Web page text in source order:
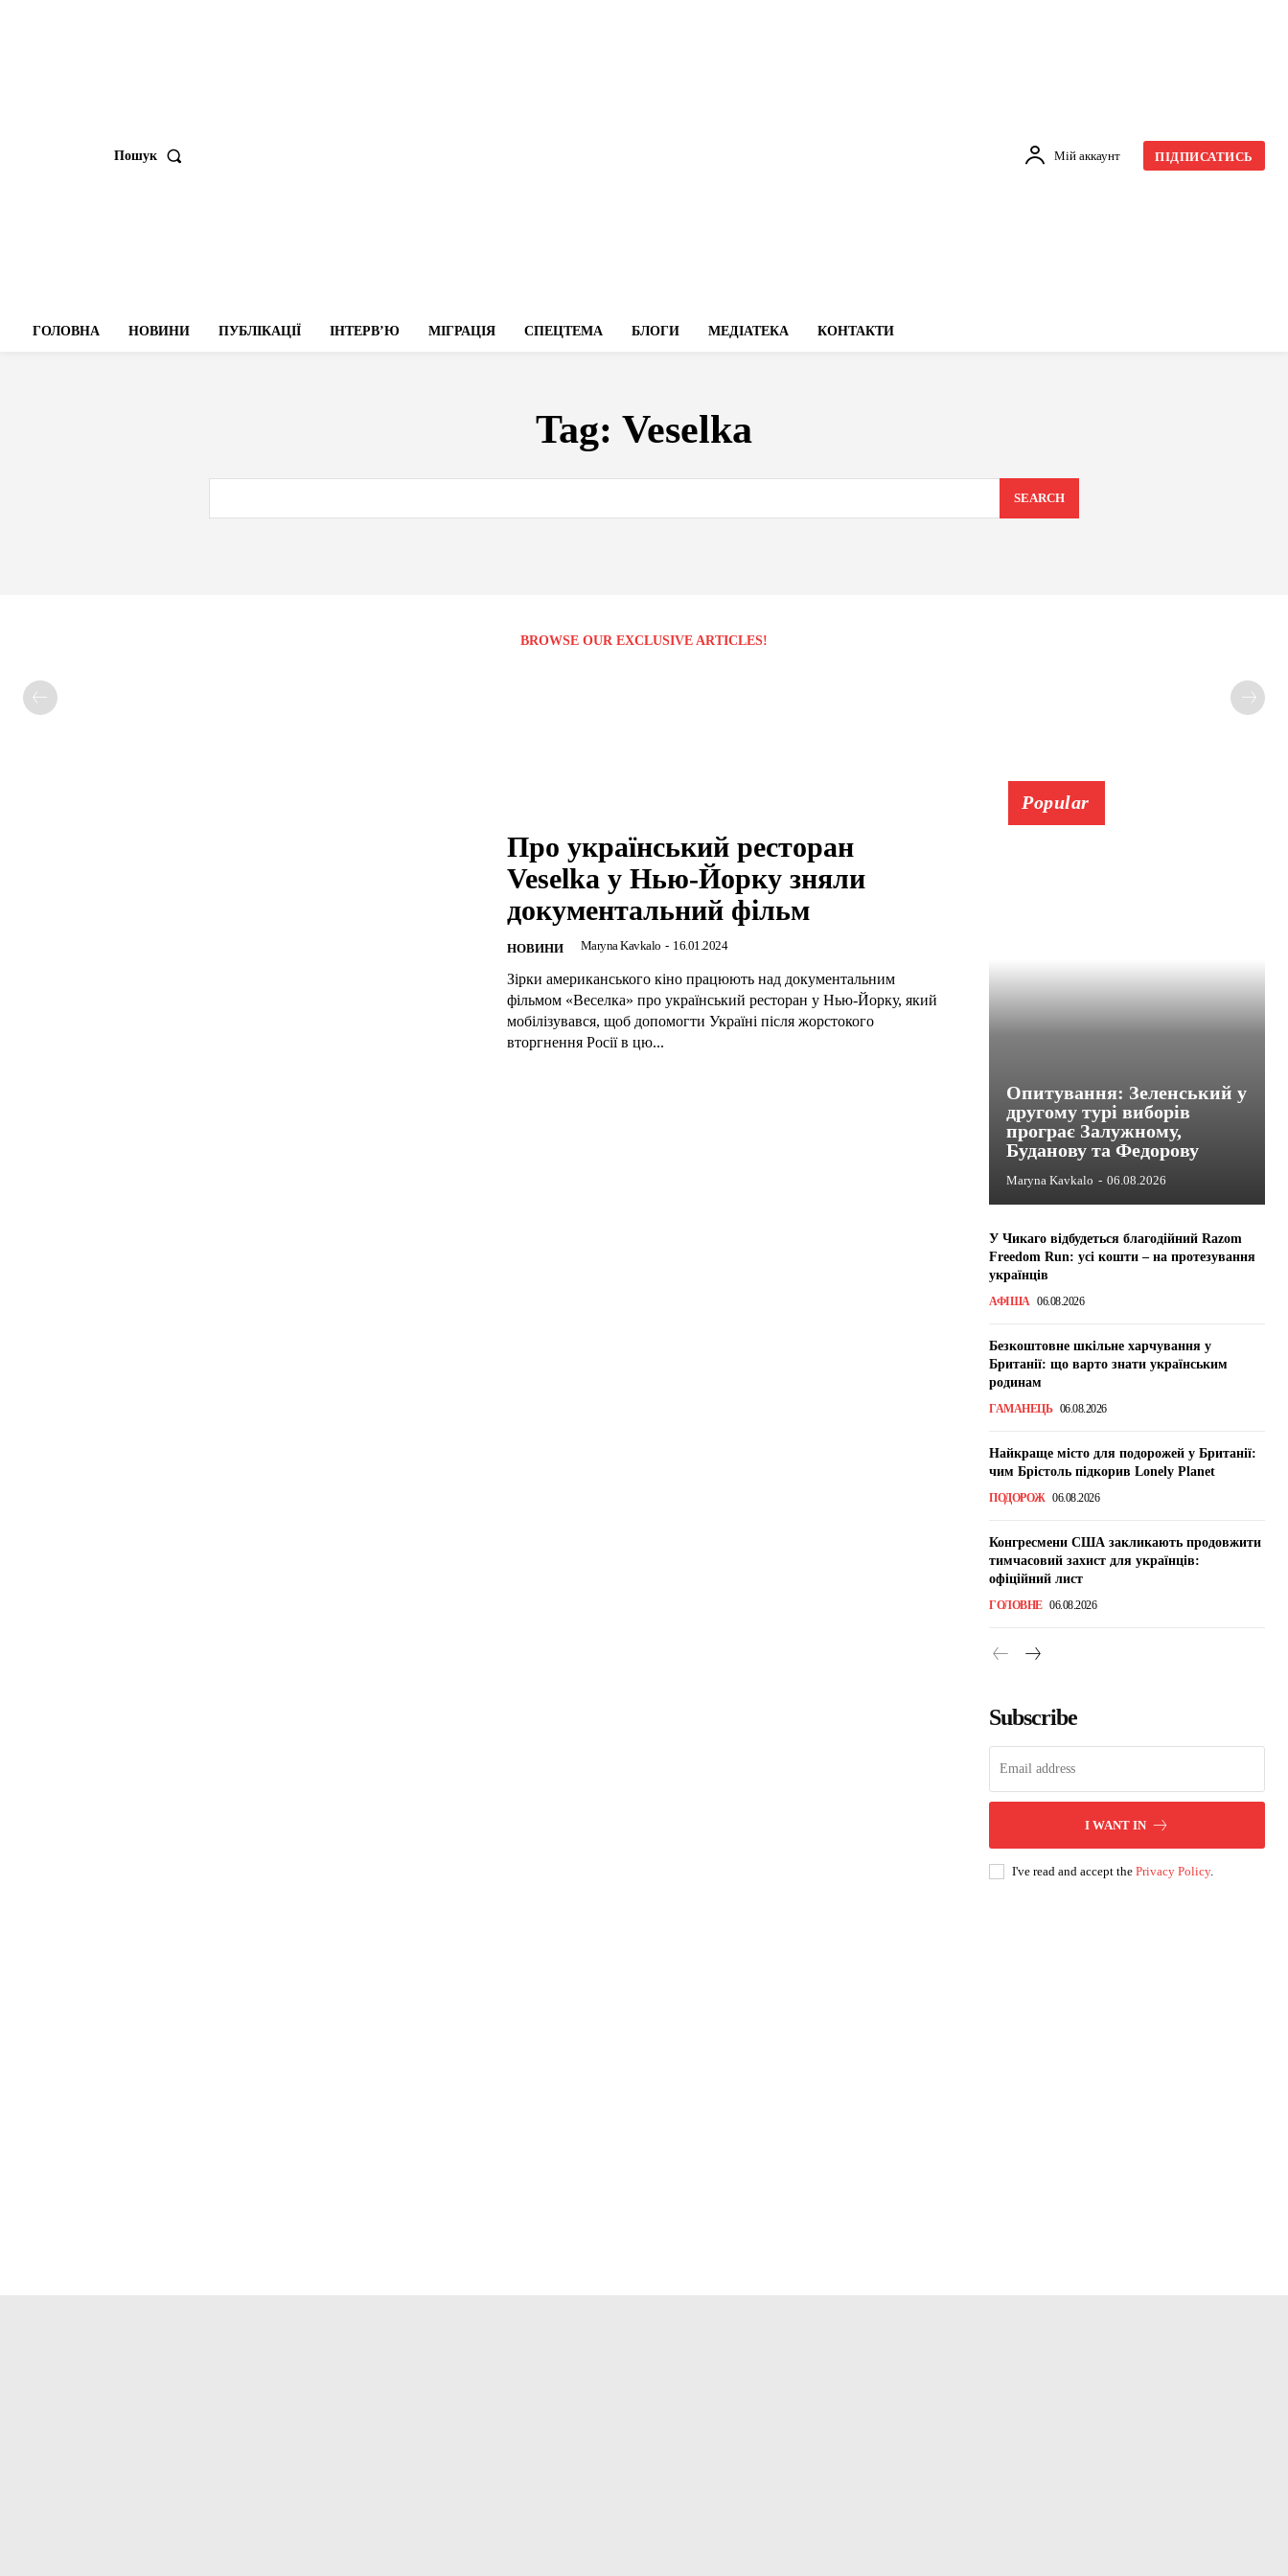
Пошук Мій аккаунт ПІДПИСАТИСЬ
ГОЛОВНА НОВИНИ ПУБЛІКАЦІЇ ІНТЕРВʼЮ МІГРАЦІЯ СПЕЦТЕМА БЛОГИ МЕДІАТЕКА КОНТАКТИ
Tag: Veselka
SEARCH
BROWSE OUR EXCLUSIVE ARTICLES!
Про український ресторан
Veselka у Нью-Йорку зняли
документальний фільм
НОВИНИ Maryna Kavkalo - 16.01.2024
Зірки американського кіно працюють над документальним
фільмом «Веселка» про український ресторан у Нью-Йорку, який
мобілізувався, щоб допомогти Україні після жорстокого
вторгнення Росії в цю...
Popular
Опитування: Зеленський у
другому турі виборів
програє Залужному,
Буданову та Федорову
Maryna Kavkalo - 06.08.2026
У Чикаго відбудеться благодійний Razom
Freedom Run: усі кошти – на протезування
українців
АФІША 06.08.2026
Безкоштовне шкільне харчування у
Британії: що варто знати українським
родинам
ГАМАНЕЦЬ 06.08.2026
Найкраще місто для подорожей у Британії:
чим Брістоль підкорив Lonely Planet
ПОДОРОЖ 06.08.2026
Конгресмени США закликають продовжити
тимчасовий захист для українців:
офіційний лист
ГОЛОВНЕ 06.08.2026
Subscribe
I WANT IN
I've read and accept the Privacy Policy.